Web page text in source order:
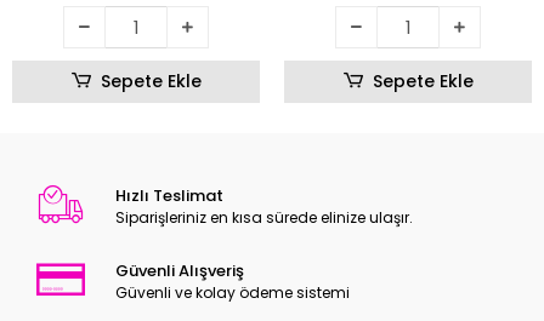
Sepete Ekle Sepete Ekle
Hızlı Teslimat
Siparişleriniz en kısa sürede elinize ulaşır.
Güvenli Alışveriş
Güvenli ve kolay ödeme sistemi